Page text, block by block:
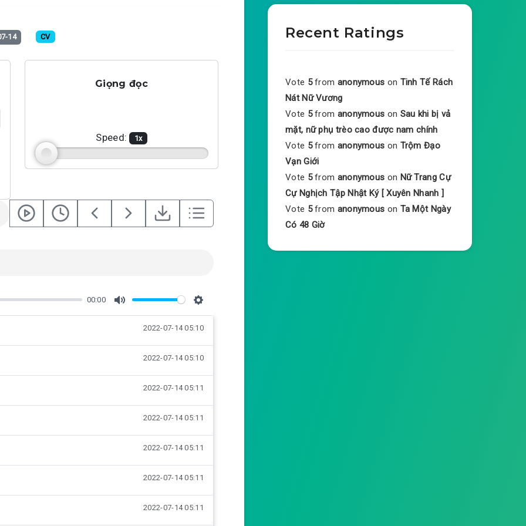
14 CV
Giọng đọc
Speed: 1x
00:00
M
t
S
e
t
t
i
2022-07-14 05:10
2022-07-14 05:10
2022-07-14 05:11
2022-07-14 05:11
2022-07-14 05:11
2022-07-14 05:11
2022-07-14 05:11
Recent Ratings
Vote 5 from anonymous on Tinh Tế Rách
Nát Nữ Vương
Vote 5 from anonymous on Sau khi bị vả
mặt, nữ phụ trèo cao được nam chính
Vote 5 from anonymous on Trộm Đạo
Vạn Giới
Vote 5 from anonymous on Nữ Trang Cự
Cự Nghịch Tập Nhật Ký [ Xuyên Nhanh ]
Vote 5 from anonymous on Ta Một Ngày
Có 48 Giờ